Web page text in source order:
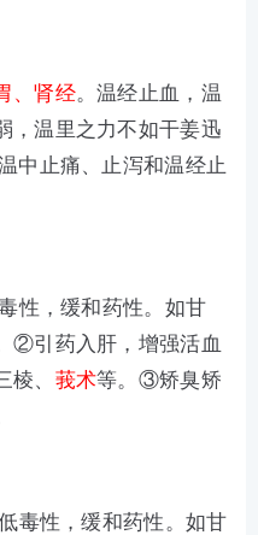
、肾经。温经止血，温
，温里之力不如干姜迅
中止痛、止泻和温经止
性，缓和药性。如甘
②引药入肝，增强活血
、 莪术等。 ③矫臭矫
毒性，缓和药性。如甘